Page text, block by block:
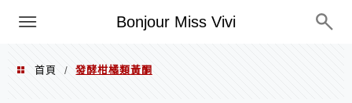
Bonjour Miss Vivi
選單
首頁 / 發酵柑橘類黃酮